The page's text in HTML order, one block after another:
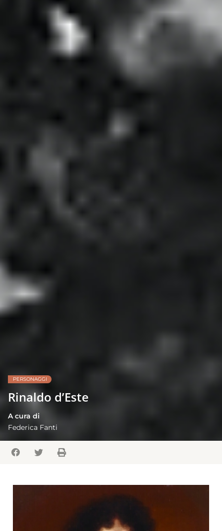
PERSONAGGI
Rinaldo d’Este
A cura di
Federica Fanti